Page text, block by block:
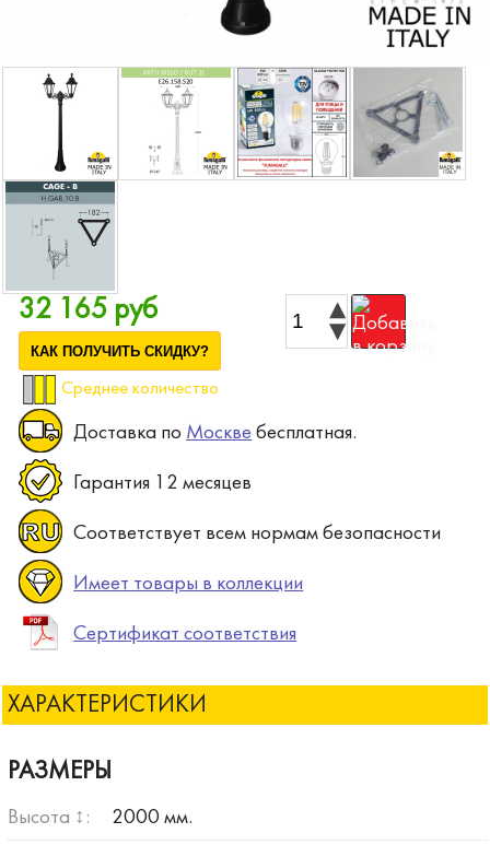
32 165 руб
КАК ПОЛУЧИТЬ СКИДКУ?
Среднее количество
Доставка по Москве бесплатная.
Гарантия 12 месяцев
Соответствует всем нормам безопасности
Имеет товары в коллекции
Сертификат соответствия
ХАРАКТЕРИСТИКИ
РАЗМЕРЫ
Высота ↕: 2000 мм.